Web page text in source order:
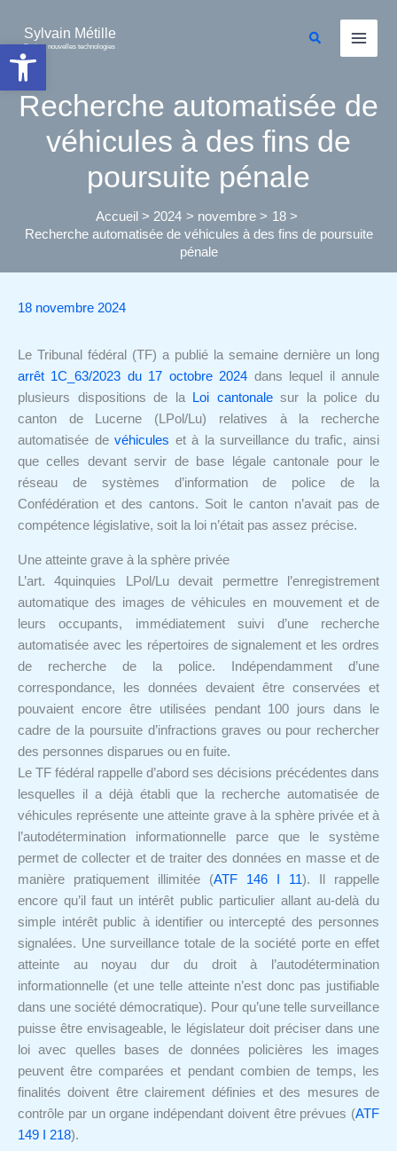
Ouvrir la barre d’outils
contenu
Sylvain Métille
Droit et nouvelles technologies
Rechercher
Recherche automatisée de
véhicules à des fins de
poursuite pénale
Accueil 2024 novembre
18
Recherche automatisée de véhicules à des fins de poursuite
pénale
18 novembre 2024
Le Tribunal fédéral (TF) a publié la semaine dernière un long
arrêt 1C_63/2023 du 17 octobre 2024 dans lequel il annule
plusieurs dispositions de la
Loi cantonalesur la police du
canton de Lucerne (LPol/Lu) relatives à la recherche
automatisée devéhicules et à la surveillance du trafic, ainsi
que celles devant servir de base légale cantonale pour le
réseau de systèmes d’information de police de la
Confédération et des cantons. Soit le canton n’avait pas de
compétence législative, soit la loi n’était pas assez précise.
Une atteinte grave à la sphère privée
L’art. 4quinquies LPol/Lu devait permettre l’enregistrement
automatique des images de véhicules en mouvement et de
leurs occupants, immédiatement suivi d’une recherche
automatisée avec les répertoires de signalement et les ordres
de recherche de la police. Indépendamment d’une
correspondance, les données devaient être conservées et
pouvaient encore être utilisées pendant 100 jours dans le
cadre de la poursuite d’infractions graves ou pour rechercher
des personnes disparues ou en fuite.
Le TF fédéral rappelle d’abord ses décisions précédentes dans
lesquelles il a déjà établi que la recherche automatisée de
véhicules représente une atteinte grave à la sphère privée et à
l’autodétermination informationnelle parce que le système
permet de collecter et de traiter des données en masse et de
manière pratiquement illimitée (ATF 146 I 11). Il rappelle
encore qu’il faut un intérêt public particulier allant au-delà du
simple intérêt public à identifier ou intercepté des personnes
signalées. Une surveillance totale de la société porte en effet
atteinte au noyau dur du droit à l’autodétermination
informationnelle (et une telle atteinte n’est donc pas justifiable
dans une société démocratique). Pour qu’une telle surveillance
puisse être envisageable, le législateur doit préciser dans une
loi avec quelles bases de données policières les images
peuvent être comparées et pendant combien de temps, les
finalités doivent être clairement définies et des mesures de
contrôle par un organe indépendant doivent être prévues (ATF
149 I 218).